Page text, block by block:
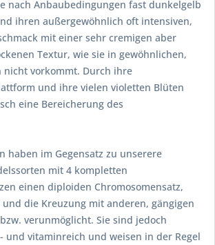
nach Anbaubedingungen fast dunkelgelb
ihren außergewöhnlich oft intensiven,
mit einer sehr cremigen aber
Textur, wie sie in gewöhnlichen,
nicht vorkommt. Durch ihre
und ihre vielen violetten Blüten
eine Bereicherung des
haben im Gegensatz zu unserere
mit 4 kompletten
einen diploiden Chromosomensatz,
die Kreuzung mit anderen, gängigen
verunmöglicht. Sie sind jedoch
und vitaminreich und weisen in der Regel